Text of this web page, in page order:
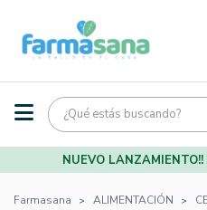
NUEVO
Farmasana ALIMENTACIÓN